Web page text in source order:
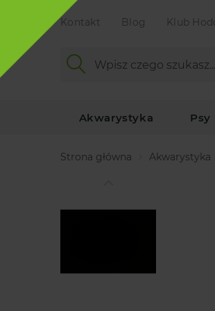
Kontakt Blog Klub
Akwarystyka Psy
Strona główna Akwarystyka